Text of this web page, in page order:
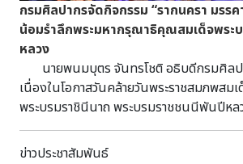
กรมศิลปากรจัดกิจกรรม “รากนครา มรร
น้อมรำลึกพระมหากรุณาธิคุณสมเด็จพระ
หลวง
นายพนมบุตร จันทรโชติ อธิบดีกรมศิลปา
เนื่องในโอกาสวันคล้ายวันพระราชสมภพสมเ
พระบรมราชินีนาถ พระบรมราชชนนีพันปีหล
ชาติ 12 สิงหาคม 2569 กรมศิลปากรได้จัดกิ
มรรคาแห่งรัตนโกสินทร์” น้อมรำลึกพระมห
ข่าวประชาสัมพันธ์